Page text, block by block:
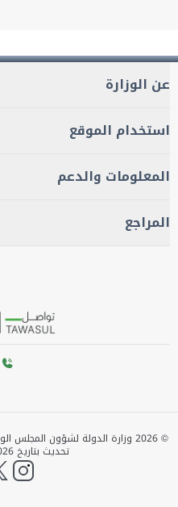
عن الوزارة
استخدام الموقع
المعلومات والدعم
المراجع
©
2026 وزارة الدولة لشؤون المجلس
تحديث بتاريخ 12/